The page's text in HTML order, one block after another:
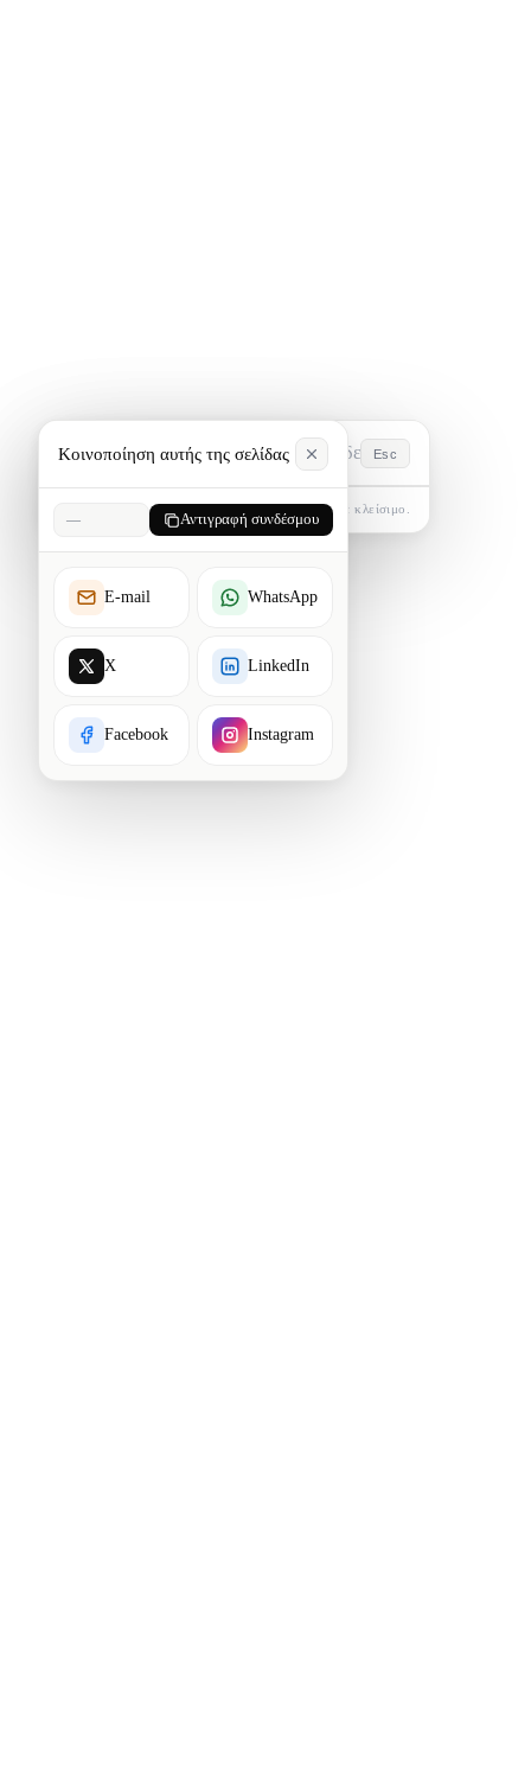
Esc
Πληκτρολογήστε για αναζήτηση. Πατήστε Esc για κλείσιμο.
Κοινοποίηση αυτής της σελίδας
— Αντιγραφή συνδέσμου
E-mail WhatsApp
X LinkedIn
Facebook Instagram